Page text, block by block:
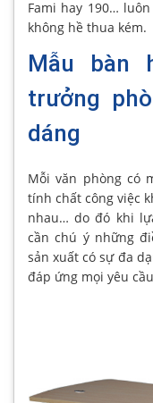
Fami hay 190…
không hề thua kém.
Mẫu bàn
trưởng
dáng
Mỗi văn phòng có
tính chất công việc
nhau… do đó khi
cần chú ý những
sản xuất có sự đa
đáp ứng mọi yêu